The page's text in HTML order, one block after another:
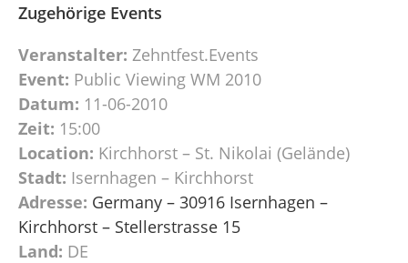
Zugehörige Events
Veranstalter: Zehntfest.Events
Event: Public Viewing WM 2010
Datum: 11-06-2010
Zeit: 15:00
Location: Kirchhorst – St. Nikolai (Gelände)
Stadt: Isernhagen – Kirchhorst
Adresse: Germany – 30916 Isernhagen –
Kirchhorst – Stellerstrasse 15
Land: DE